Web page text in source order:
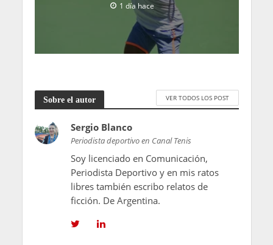
1 día hace
Sobre el autor VER TODOS LOS POST
Sergio Blanco
Periodista deportivo en Canal Tenis
Soy licenciado en Comunicación,
Periodista Deportivo y en mis ratos
libres también escribo relatos de
ficción. De Argentina.